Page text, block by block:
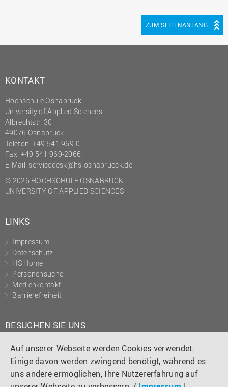
Auf unserer Webseite werden Cookies verwendet.
Einige davon werden zwingend benötigt, während es
uns andere ermöglichen, Ihre Nutzererfahrung auf
ZUM SEITENANFANG
KONTAKT
Hochschule Osnabrück
University of Applied Sciences
Albrechtstr. 30
49076 Osnabrück
Telefon: +49 541 969-0
Fax: +49 541 969-2066
E-Mail: servicedesk@hs-osnabrueck.de
© 2026 HOCHSCHULE OSNABRÜCK
UNIVERSITY OF APPLIED SCIENCES
LINKS
Impressum
Datenschutz
HS Home
Personensuche
Medienkontakt
Barrierefreiheit
BESUCHEN SIE UNS
Instagram
TiktokLinkedIn
YouTube
Facebook